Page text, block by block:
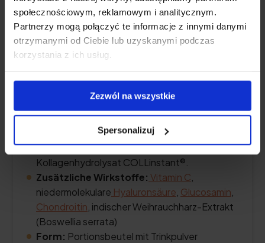
społecznościowym, reklamowym i analitycznym.
Partnerzy mogą połączyć te informacje z innymi danymi
otrzymanymi od Ciebie lub uzyskanymi podczas
korzystania z ich usług.
Zezwól na wszystkie
Spersonalizuj
Gehalt an Kollagen:10.000 mg bovines
Kollagenhydrolysat COLLinstant®.
Zusätzliche Wirkstoffe: Vitamin C
niedermolekulare Hyaluronsäure Glucosamin
Chondroitin , indischer Weihrauchharz-Extrakt
(Boswellia serrata)
Form: Portionsbeutel mit Trinkpulver